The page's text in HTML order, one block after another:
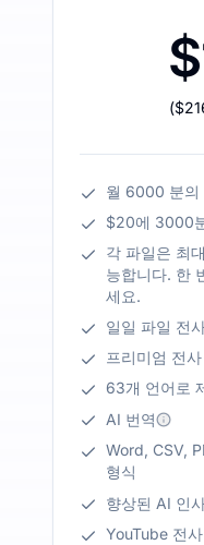
(
월 6000 분의
$20에 3000
각 파일은 최
능합니다. 한
세요.
일일 파일 전
프리미엄 전
63개 언어로
AI 번역
Word, CSV,
형식
향상된 AI 인
YouTube 전사